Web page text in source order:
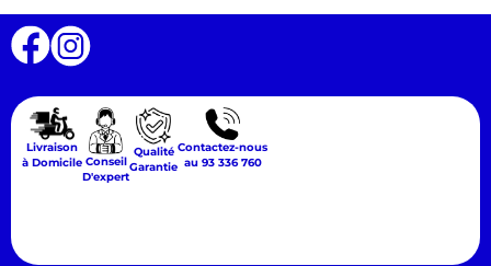
Livraison
à Domicile Conseil
D'expert
Qualité
Garantie
Contactez-nous
au 93 336 760